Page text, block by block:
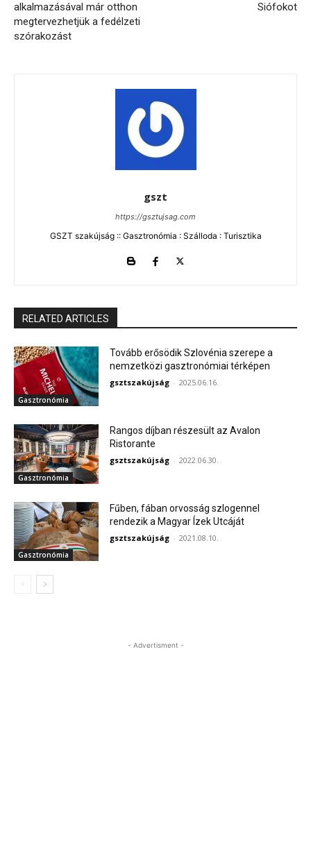
alkalmazásával már otthon
megtervezhetjük a fedélzeti
szórakozást
Siófokot
gszt
https://gsztujsag.com
GSZT szakújság :: Gasztronómia : Szálloda : Turisztika
RELATED ARTICLES
Gasztronómia
Tovább erősödik Szlovénia szerepe a
nemzetközi gasztronómiai térképen
gsztszakújság - 2025.06.16.
Gasztronómia
Rangos díjban részesült az Avalon
Ristorante
gsztszakújság - 2022.06.30.
Gasztronómia
Fűben, fában orvosság szlogennel
rendezik a Magyar Ízek Utcáját
gsztszakújság - 2021.08.10.
- Advertisment -